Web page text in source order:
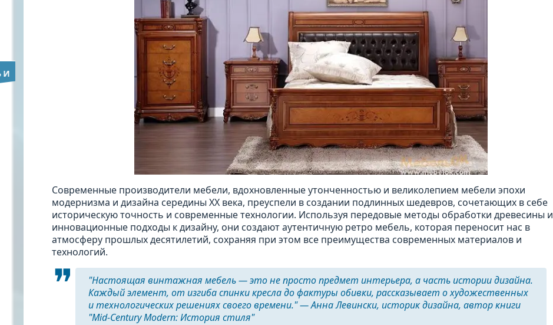
Современные производители мебели, вдохновленные утонченностью и великолепием мебели эпохи
модернизма и дизайна середины XX века, преуспели в создании подлинных шедевров, сочетающих в себе
историческую точность и современные технологии. Используя передовые методы обработки древесины и
инновационные подходы к дизайну, они создают аутентичную ретро мебель, которая переносит нас в
атмосферу прошлых десятилетий, сохраняя при этом все преимущества современных материалов и
технологий.
"Настоящая винтажная мебель — это не просто предмет интерьера, а часть истории дизайна.
Каждый элемент, от изгиба спинки кресла до фактуры обивки, рассказывает о художественных
и технологических решениях своего времени." — Анна Левински, историк дизайна, автор книги
"Mid-Century Modern: История стиля"